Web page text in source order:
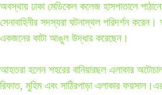
অবস্থায় ঢাকা মেডিকেল কলেজ হাসপাতালে
সেনাবাহিনীর সদস্যরা ঘটনাস্থল পরিদর্শন
একজনের কাটা আঙুল উদ্ধার করেছেন।
আহতরা হলেন শহরের বানিয়ারছল এলাকার
রিফাত, মুহিম এবং সাঠিরপাড়া এলাকার